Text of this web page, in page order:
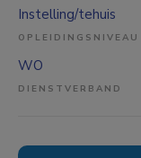
Instelling/tehuis
OPLEIDINGSNIVEAU
WO
DIENSTVERBAND